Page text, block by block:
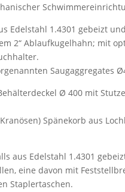
Edelstahl 1.4301 gebeizt
2“ Ablaufkugelhahn; mit
Saugaggregates
Ø 400 mit
Spänekorb aus
aus Edelstahl 1.4301
eine davon mit
Staplertaschen.